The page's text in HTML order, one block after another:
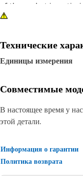
of the socket is
applications. The
sockets used are
• Compatible with
• Shallow length
• Used to handle
• Ensures a secure fit
• Provides excellent
Технические
Единицы измерения
Совместимые
В настоящее время у
этой детали.
Информация о гарантии
Политика возврата